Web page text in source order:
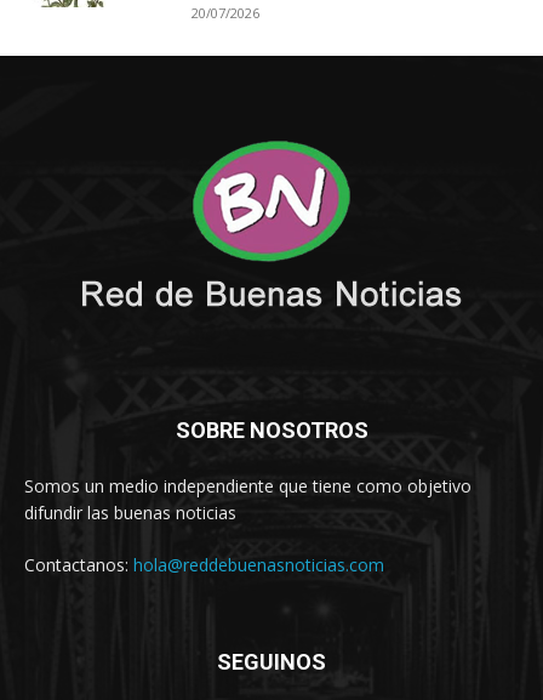
20/07/2026
SOBRE NOSOTROS
Somos un medio independiente que tiene como objetivo
difundir las buenas noticias
Contactanos: hola@reddebuenasnoticias.com
SEGUINOS